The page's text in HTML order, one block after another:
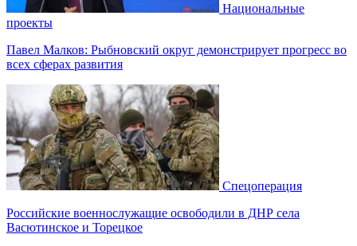
Национальные
проекты
Павел Малков: Рыбновский округ демонстрирует прогресс во
всех сферах развития
Спецоперация
Российские военнослужащие освободили в ДНР села
Васютинское и Торецкое